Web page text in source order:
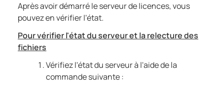
Après avoir démarré le serveur de licences, vous
pouvez en vérifier l'état.
Pour vérifier l'état du serveur et la relecture des
fichiers
Vérifiez l'état du serveur à l'aide de la
commande suivante :